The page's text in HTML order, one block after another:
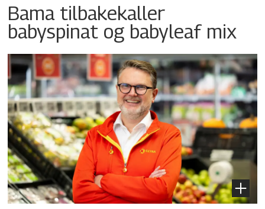
Bama tilbakekaller
babyspinat og babyleaf mix